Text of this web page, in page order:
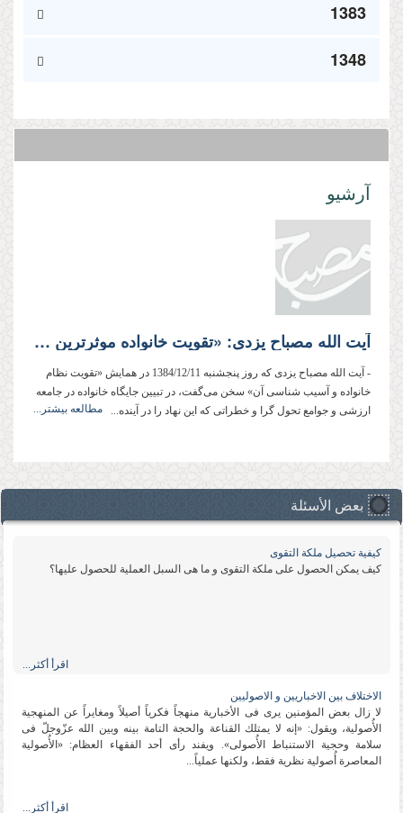
1383
1348
آرشیو
آیت الله مصباح یزدی: «تقویت خانواده موثرترین عامل در سعادت بشر است»
- آیت الله مصباح یزدی که روز پنجشنبه 1384/12/11 در همایش «تقویت نظام
خانواده و آسیب شناسی آن» سخن می‌گفت، در تبیین جایگاه خانواده در جامعه
ارزشی و جوامع تحول گرا و خطراتی که این نهاد را در آینده...
مطالعه بیشتر...
بعض الأسئلة
كیفیة تحصیل ملكة التقوى
كیف یمكن الحصول على ملكة التقوى و ما هی السبل العملیة للحصول علیها؟
اقرأ أكثر...
الاختلاف بین الاخباریین و الاصولیین
لا زال بعض المؤمنین یرى فی الأخباریة منهجاً فكریاً أصیلاً ومغایراً عن المنهجیة
الأُصولیة، ویقول: «إنه لا یمتلك القناعة والحجة التامة بینه وبین الله عزّوجلّ فی
سلامة وحجیة الاستنباط الأُصولی». ویفند رأی أحد الفقهاء العظام: «الأُصولیة
المعاصرة أُصولیة نظریة فقط، ولكنها عملیاً...
اقرأ أكثر...